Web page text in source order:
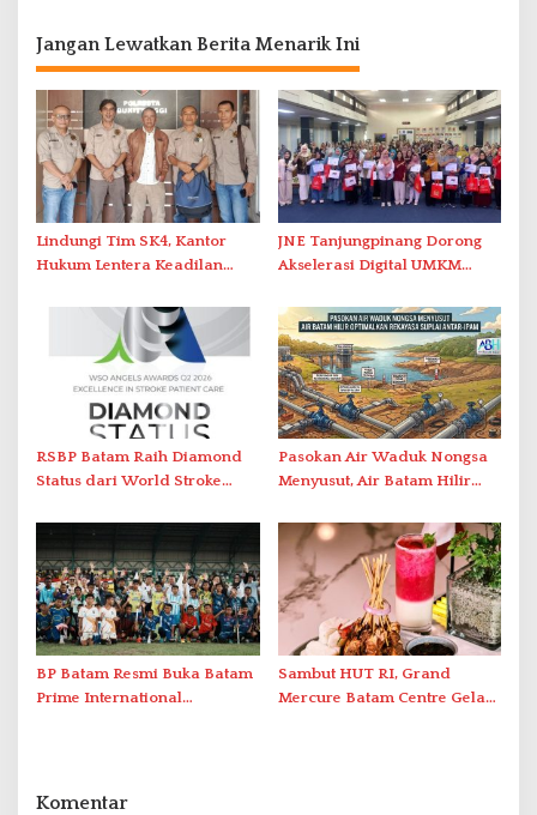
Jangan Lewatkan Berita Menarik Ini
Lindungi Tim SK4, Kantor
Hukum Lentera Keadilan
Perlawanan ke Petugas di
Bukik Batarah
JNE Tanjungpinang Dorong
Akselerasi Digital UMKM
2026
RSBP Batam Raih Diamond
Status dari World Stroke
Berstandar Internasional
Pasokan Air Waduk Nongsa
Menyusut, Air Batam Hilir
Antar-IPAM
BP Batam Resmi Buka Batam
Prime International
Sambut HUT RI, Grand
Mercure Batam Centre Gelar
Komentar